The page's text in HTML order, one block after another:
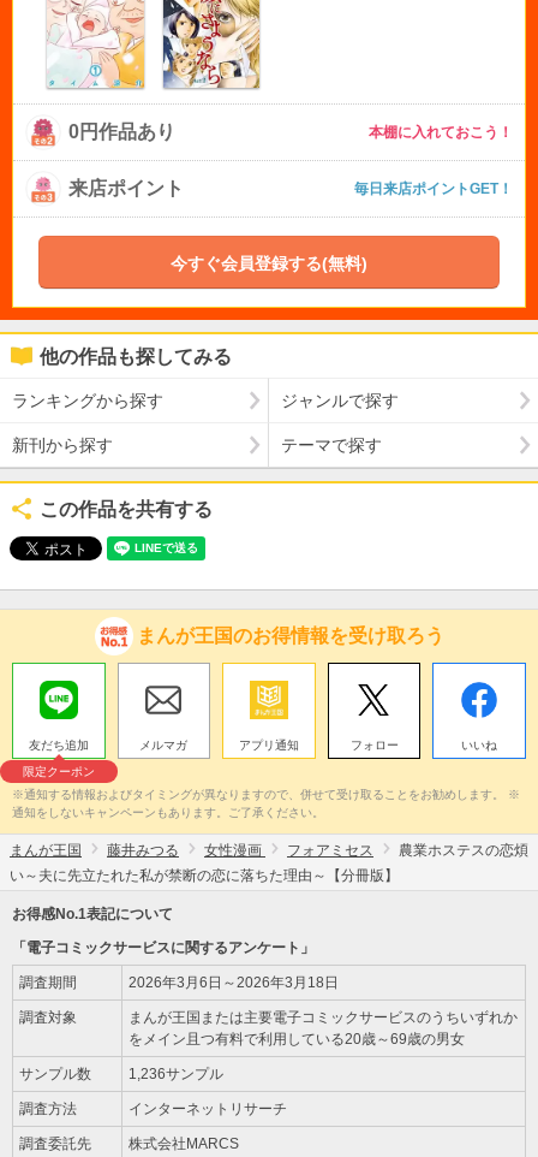
0円作品あり 本棚に入れておこう！
来店ポイント 毎日来店ポイントGET！
今すぐ会員登録する(無料)
他の作品も探してみる
ランキングから探す ジャンルで探す
新刊から探す テーマで探す
この作品を共有する
まんが王国のお得情報を受け取ろう
友だち追加
限定クーポン
メルマガ アプリ通知 フォロー いいね
※通知する情報およびタイミングが異なりますので、併せて受け取ることをお勧めします。 ※
通知をしないキャンペーンもあります。ご了承ください。
まんが王国 藤井みつる 女性漫画 フォアミセス
農業ホステスの恋煩
い～夫に先立たれた私が禁断の恋に落ちた理由～【分冊版】
お得感No.1表記について
「電子コミックサービスに関するアンケート」
調査期間 2026年3月6日～2026年3月18日
調査対象
まんが王国または主要電子コミックサービスのうちいずれか
をメイン且つ有料で利用している20歳～69歳の男女
サンプル数 1,236サンプル
調査方法 インターネットリサーチ
調査委託先 株式会社MARCS